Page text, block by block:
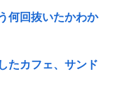
何回抜いたかわか
たカフェ、サンド